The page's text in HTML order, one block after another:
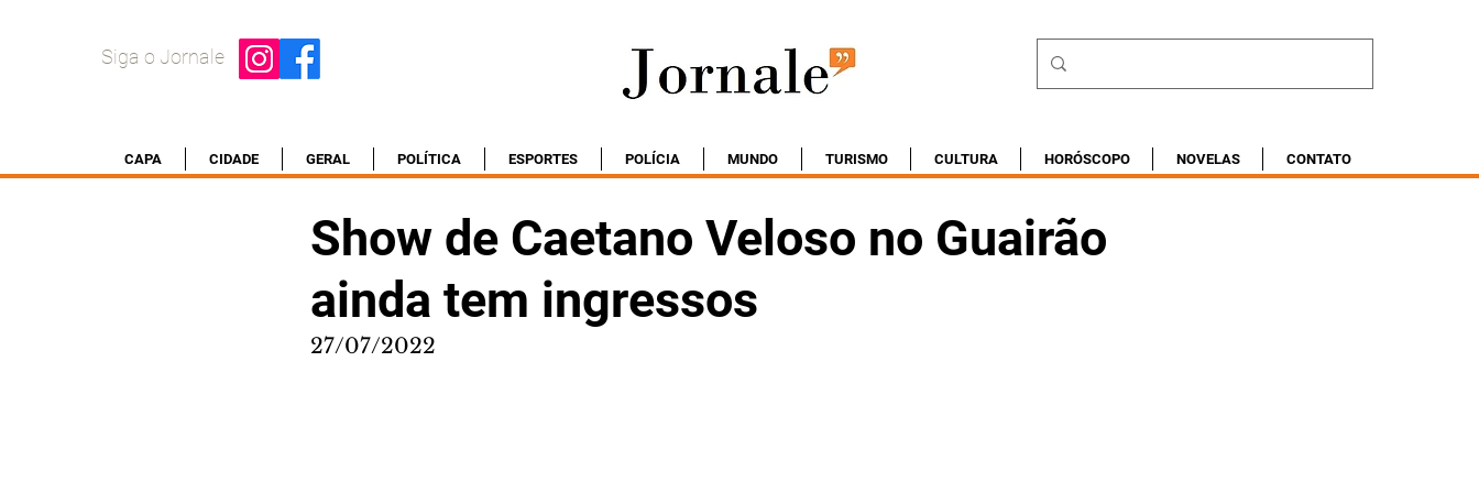
Siga o Jornale
CAPA CIDADE GERAL POLÍTICA ESPORTES POLÍCIA MUNDO TURISMO CULTURA HORÓSCOPO NOVELAS CONTATO
Show de Caetano Veloso no Guairão
ainda tem ingressos
27/07/2022